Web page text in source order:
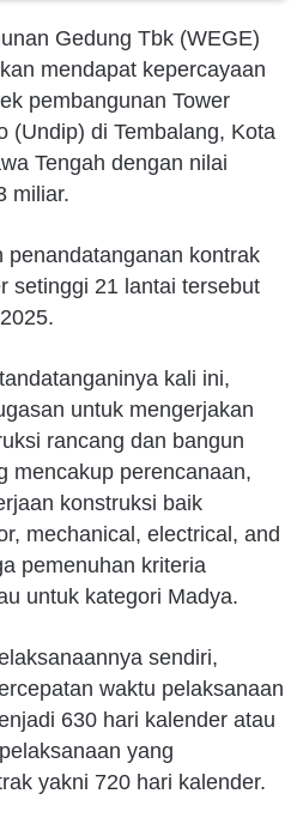
Gedung Tbk (WEGE)
mendapat kepercayaan
pembangunan Tower
(Undip) di Tembalang, Kota
Tengah dengan nilai
miliar.
penandatanganan kontrak
setinggi 21 lantai tersebut
kali ini,
untuk mengerjakan
rancang dan bangun
mencakup perencanaan,
konstruksi baik
mechanical, electrical, and
pemenuhan kriteria
untuk kategori Madya.
sendiri,
waktu pelaksanaan
630 hari kalender atau
yang
yakni 720 hari kalender.